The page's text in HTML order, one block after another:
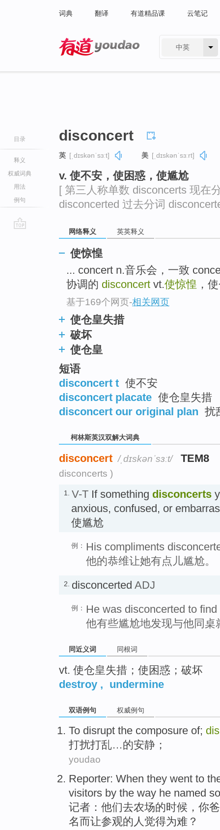
词典 翻译 有道精品课 云笔记
中英
目录
释义
权威词典
用法
例句
disconcert
英 [ˌdɪskənˈsɜːt] 美 [ˌdɪskənˈsɜːrt]
v. 使不安，使困惑，使尴尬
[ 第三人称单数 disconcerts 现在
disconcerted 过去分词
网络释义 英英释义
使惊惶
... concert n.音乐会，一致
协调的 disconcert vt.使惊惶 ，
基于169个网页-相关网页
使仓皇失措
破坏
使仓皇
短语
disconcert t 使不安
disconcert placate 使仓皇失措
disconcert our original plan 扰
柯林斯英汉双解大词典
disconcert /ˌdɪskənˈsɜːt/ TEM8
disconcerts )
1. V-T If something disconcerts
anxious, confused, or
使尴尬
例： His compliments
他的恭维让她有点儿尴尬。
2. disconcerted ADJ
例： He was disconcerted to
他有些尴尬地发现与他同
同近义词 同根词
vt. 使仓皇失措；使困惑；破坏
destroy , undermine
双语例句 权威例句
To disrupt the composure of;
打扰打乱…的安静；
youdao
Reporter: When they went to
visitors by the way he named
记者 ： 他们去农场的时候 ，你
名而让参观的 人觉得为难？